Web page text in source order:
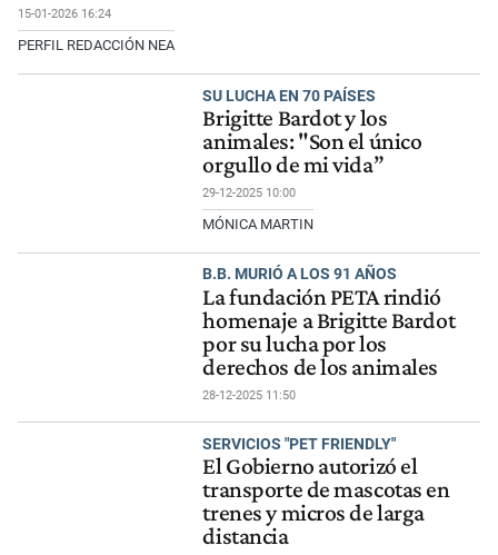
15-01-2026 16:24
PERFIL REDACCIÓN NEA
SU LUCHA EN 70 PAÍSES
Brigitte Bardot y los
animales: "Son el único
orgullo de mi vida”
29-12-2025 10:00
MÓNICA MARTIN
B.B. MURIÓ A LOS 91 AÑOS
La fundación PETA rindió
homenaje a Brigitte Bardot
por su lucha por los
derechos de los animales
28-12-2025 11:50
SERVICIOS "PET FRIENDLY"
El Gobierno autorizó el
transporte de mascotas en
trenes y micros de larga
distancia